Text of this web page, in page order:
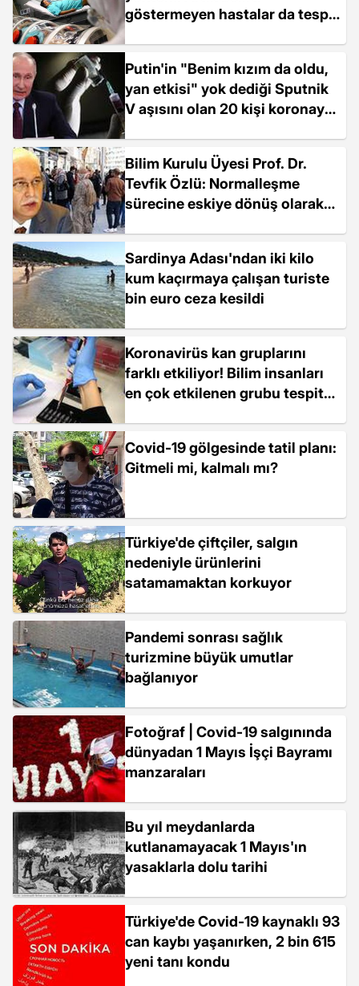
göstermeyen hastalar da tespit
Putin'in "Benim kızım da oldu,
yan etkisi" yok dediği Sputnik
V aşısını olan 20 kişi koronaya
Bilim Kurulu Üyesi Prof. Dr.
Tevfik Özlü: Normalleşme
sürecine eskiye dönüş olarak
Sardinya Adası'ndan iki kilo
kum kaçırmaya çalışan turiste
bin euro ceza kesildi
Koronavirüs kan gruplarını
farklı etkiliyor! Bilim insanları
en çok etkilenen grubu tespit
Covid-19 gölgesinde tatil planı:
Gitmeli mi, kalmalı mı?
Türkiye'de çiftçiler, salgın
nedeniyle ürünlerini
satamamaktan korkuyor
Pandemi sonrası sağlık
turizmine büyük umutlar
bağlanıyor
Fotoğraf | Covid-19 salgınında
dünyadan 1 Mayıs İşçi Bayramı
manzaraları
Bu yıl meydanlarda
kutlanamayacak 1 Mayıs'ın
yasaklarla dolu tarihi
Türkiye'de Covid-19 kaynaklı 93
can kaybı yaşanırken, 2 bin 615
yeni tanı kondu